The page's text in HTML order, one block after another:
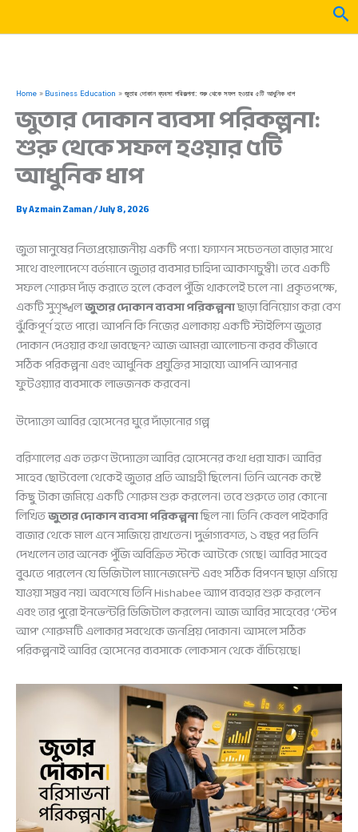
Home Business Education জুতার দোকান ব্যবসা পরিকল্পনা: শুরু থেকে সফল হওয়ার ৫টি আধুনিক ধাপ
জুতার দোকান ব্যবসা পরিকল্পনা:
শুরু থেকে সফল হওয়ার ৫টি
আধুনিক ধাপ
ByAzmain Zaman/July 8, 2026
জুতা মানুষের নিত্যপ্রয়োজনীয় একটি পণ্য। ফ্যাশন সচেতনতা বাড়ার সাথে
সাথে বাংলাদেশে বর্তমানে জুতার ব্যবসার চাহিদা আকাশচুম্বী। তবে একটি
সফল শোরুম দাঁড় করাতে হলে কেবল পুঁজি থাকলেই চলে না। প্রকৃতপক্ষে,
একটি সুশৃঙ্খলজুতার দোকান ব্যবসা পরিকল্পনাছাড়া বিনিয়োগ করা বেশ
ঝুঁকিপূর্ণ হতে পারে। আপনি কি নিজের এলাকায় একটি স্টাইলিশ জুতার
দোকান দেওয়ার কথা ভাবছেন? আজ আমরা আলোচনা করব কীভাবে
সঠিক পরিকল্পনা এবং আধুনিক প্রযুক্তির সাহায্যে আপনি আপনার
ফুটওয়্যার ব্যবসাকে লাভজনক করবেন।
উদ্যোক্তা আবির হোসেনের ঘুরে দাঁড়ানোর গল্প
বরিশালের এক তরুণ উদ্যোক্তা আবির হোসেনের কথা ধরা যাক। আবির
সাহেব ছোটবেলা থেকেই জুতার প্রতি আগ্রহী ছিলেন। তিনি অনেক কষ্টে
কিছু টাকা জমিয়ে একটি শোরুম শুরু করলেন। তবে শুরুতে তার কোনো
লিখিতজুতার দোকান ব্যবসা পরিকল্পনাছিল না। তিনি কেবল পাইকারি
বাজার থেকে মাল এনে সাজিয়ে রাখতেন। দুর্ভাগ্যবশত, ১ বছর পর তিনি
দেখলেন তার অনেক পুঁজি অবিক্রিত স্টকে আটকে গেছে। আবির সাহেব
বুঝতে পারলেন যে ডিজিটাল ম্যানেজমেন্ট এবং সঠিক বিপণন ছাড়া এগিয়ে
যাওয়া সম্ভব নয়। অবশেষে তিনি Hishabee অ্যাপ ব্যবহার শুরু করলেন
এবং তার পুরো ইনভেন্টরি ডিজিটাল করলেন। আজ আবির সাহেবের ‘স্টেপ
আপ’ শোরুমটি এলাকার সবথেকে জনপ্রিয় দোকান। আসলে সঠিক
পরিকল্পনাই আবির হোসেনের ব্যবসাকে লোকসান থেকে বাঁচিয়েছে।